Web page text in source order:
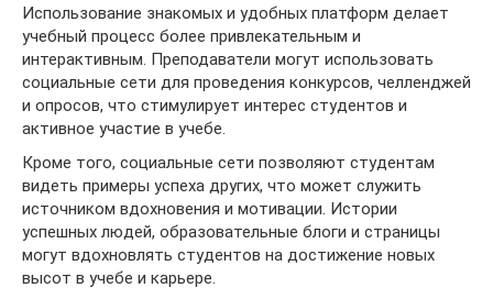
Использование знакомых и удобных платформ делает
учебный процесс более привлекательным и
интерактивным. Преподаватели могут использовать
социальные сети для проведения конкурсов, челленджей
и опросов, что стимулирует интерес студентов и
активное участие в учебе.
Кроме того, социальные сети позволяют студентам
видеть примеры успеха других, что может служить
источником вдохновения и мотивации. Истории
успешных людей, образовательные блоги и страницы
могут вдохновлять студентов на достижение новых
высот в учебе и карьере.